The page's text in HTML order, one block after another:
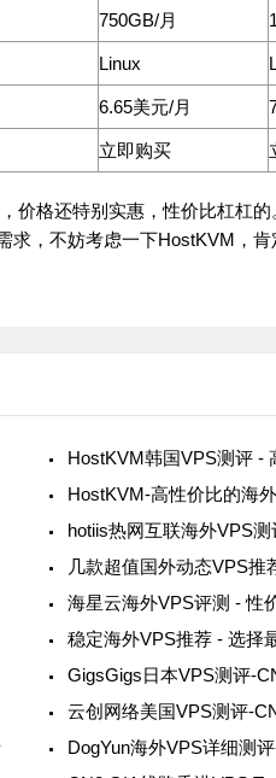
750GB/月
Linux
6.65美元/月
立即购买
价格还特别实惠，性价比杠杠
，不妨考虑一下HostKVM，肯
HostKVM韩国VPS测评 -
hotiis热网互联海外VPS
几款超值国外动态VPS推
海星云海外VPS评测 - 性
稳定海外VPS推荐 - 选择